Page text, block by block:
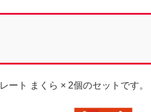
ート まくら × 2個のセットです。